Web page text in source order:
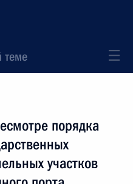
теме
порядка
участков